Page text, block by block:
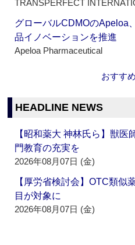
TRANSPERFECT
グローバルCDMOのApeloa
品イノベーションを推進
Apeloa Pharmaceutical
おすす
HEADLINE NEWS
【昭和薬大 神林氏ら】獣医
門教育の充実を
2026年08月07日 (金)
【厚労省検討会】OTC類似
目が対象に
2026年08月07日 (金)